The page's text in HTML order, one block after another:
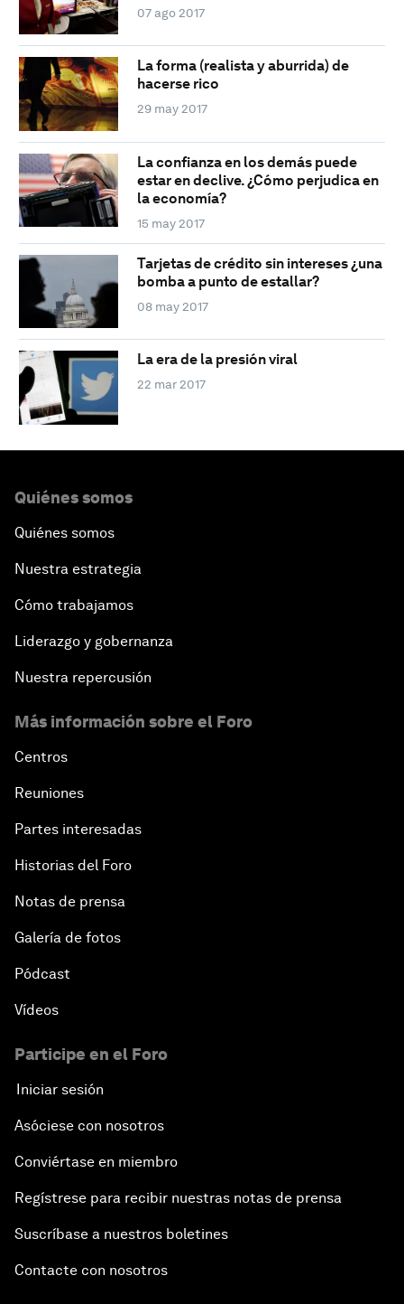
07 ago 2017
La forma (realista y aburrida) de
hacerse rico
29 may 2017
La confianza en los demás puede
estar en declive. ¿Cómo perjudica en
la economía?
15 may 2017
Tarjetas de crédito sin intereses ¿una
bomba a punto de estallar?
08 may 2017
La era de la presión viral
22 mar 2017
Quiénes somos
Quiénes somos
Nuestra estrategia
Cómo trabajamos
Liderazgo y gobernanza
Nuestra repercusión
Más información sobre el Foro
Centros
Reuniones
Partes interesadas
Historias del Foro
Notas de prensa
Galería de fotos
Pódcast
Vídeos
Participe en el Foro
Iniciar sesión
Asóciese con nosotros
Conviértase en miembro
Regístrese para recibir nuestras notas de prensa
Suscríbase a nuestros boletines
Contacte con nosotros